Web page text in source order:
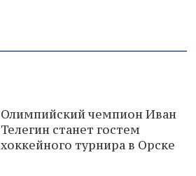
Олимпийский чемпион Иван
Телегин станет гостем
хоккейного турнира в Орске